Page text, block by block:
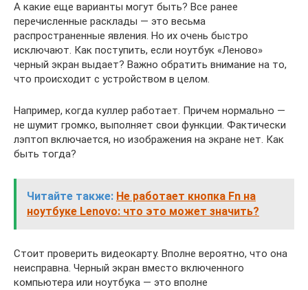
А какие еще варианты могут быть? Все ранее
перечисленные расклады — это весьма
распространенные явления. Но их очень быстро
исключают. Как поступить, если ноутбук «Леново»
черный экран выдает? Важно обратить внимание на то,
что происходит с устройством в целом.
Например, когда куллер работает. Причем нормально —
не шумит громко, выполняет свои функции. Фактически
лэптоп включается, но изображения на экране нет. Как
быть тогда?
Читайте также: Не работает кнопка Fn на
ноутбуке Lenovo: что это может значить?
Стоит проверить видеокарту. Вполне вероятно, что она
неисправна. Черный экран вместо включенного
компьютера или ноутбука — это вполне